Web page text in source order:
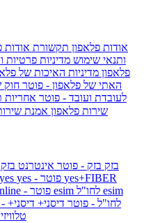
אודות פלאפון תקשורת אודות
ותנאי שימוש מדיניות
פלאפון מדיניות האיכות של
האתי של פלאפון - פוטר חוק
לעובדת ועובד - פוטר אחריות
שירות פלאפון אמנת
בזק בזק - פוטר אינטרנט בזק
yes
yes+FIBER
esim
לחו"ל - פוטר דיסני+ דיסני+